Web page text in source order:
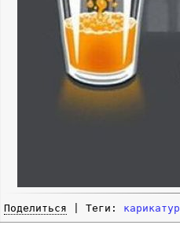
Поделиться | Теги: